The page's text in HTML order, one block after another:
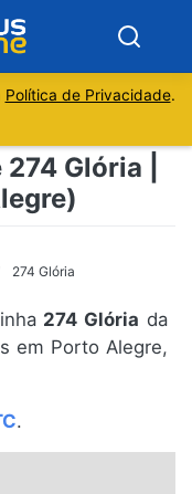
Política de Privacidade.
Glória |
274 Glória
274 Glória da
em Porto Alegre,
.